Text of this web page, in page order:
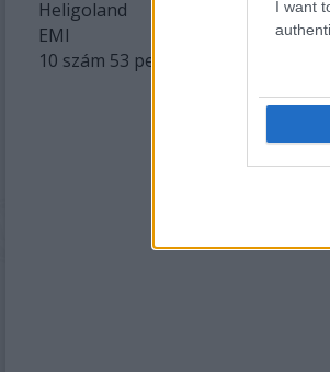
I want
Heligoland
EMI
10 szám 53 perc